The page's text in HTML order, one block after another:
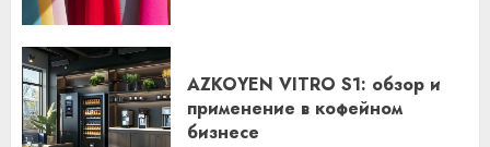
AZKOYEN VITRO S1: обзор и
применение в кофейном
бизнесе